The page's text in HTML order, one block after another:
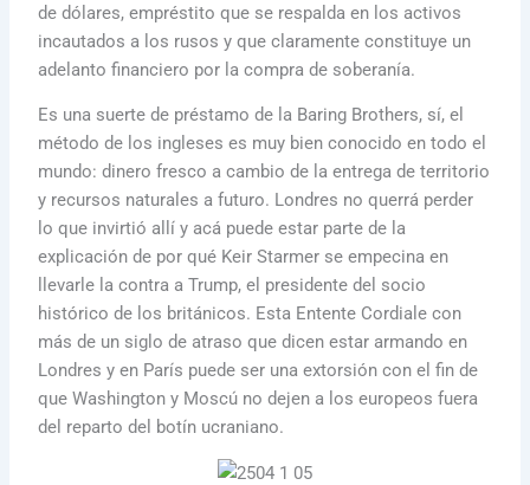
de dólares, empréstito que se respalda en los activos
incautados a los rusos y que claramente constituye un
adelanto financiero por la compra de soberanía.
Es una suerte de préstamo de la Baring Brothers, sí, el
método de los ingleses es muy bien conocido en todo el
mundo: dinero fresco a cambio de la entrega de territorio
y recursos naturales a futuro. Londres no querrá perder
lo que invirtió allí y acá puede estar parte de la
explicación de por qué Keir Starmer se empecina en
llevarle la contra a Trump, el presidente del socio
histórico de los británicos. Esta Entente Cordiale con
más de un siglo de atraso que dicen estar armando en
Londres y en París puede ser una extorsión con el fin de
que Washington y Moscú no dejen a los europeos fuera
del reparto del botín ucraniano.